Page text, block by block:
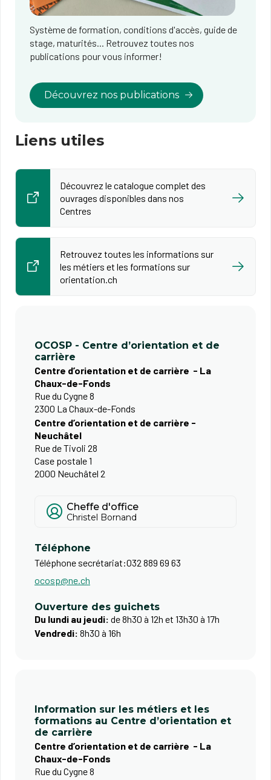
Système de formation, conditions d'accès, guide de
stage, maturités... Retrouvez toutes nos
publications pour vous informer!
Découvrez nos publications
Liens utiles
Découvrez le catalogue complet des
ouvrages disponibles dans nos
Centres
Retrouvez toutes les informations sur
les métiers et les formations sur
orientation.ch
OCOSP - Centre d’orientation et de
carrière
Centre d’orientation et de carrière - La
Chaux-de-Fonds
Rue du Cygne 8
2300 La Chaux-de-Fonds
Centre d’orientation et de carrière -
Neuchâtel
Rue de Tivoli 28
Case postale 1
2000 Neuchâtel 2
Cheffe d'office
Christel Bornand
Téléphone
Téléphone secrétariat:032 889 69 63
ocosp@ne.ch
Ouverture des guichets
Du lundi au jeudi: de 8h30 à 12h et 13h30 à 17h
Vendredi: 8h30 à 16h
Information sur les métiers et les
formations au Centre d’orientation et
de carrière
Centre d’orientation et de carrière - La
Chaux-de-Fonds
Rue du Cygne 8